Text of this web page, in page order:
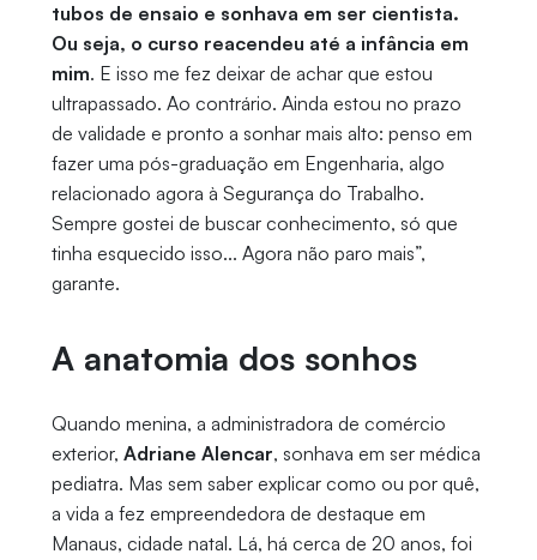
tubos de ensaio e sonhava em ser cientista.
Ou seja, o curso reacendeu até a infância em
mim. E isso me fez deixar de achar que estou
ultrapassado. Ao contrário. Ainda estou no prazo
de validade e pronto a sonhar mais alto: penso em
fazer uma pós-graduação em Engenharia, algo
relacionado agora à Segurança do Trabalho.
Sempre gostei de buscar conhecimento, só que
tinha esquecido isso... Agora não paro mais”,
garante.
A anatomia dos sonhos
Quando menina, a administradora de comércio
exterior, Adriane Alencar, sonhava em ser médica
pediatra. Mas sem saber explicar como ou por quê,
a vida a fez empreendedora de destaque em
Manaus, cidade natal. Lá, há cerca de 20 anos, foi